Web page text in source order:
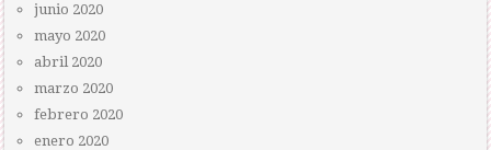
junio 2020
mayo 2020
abril 2020
marzo 2020
febrero 2020
enero 2020